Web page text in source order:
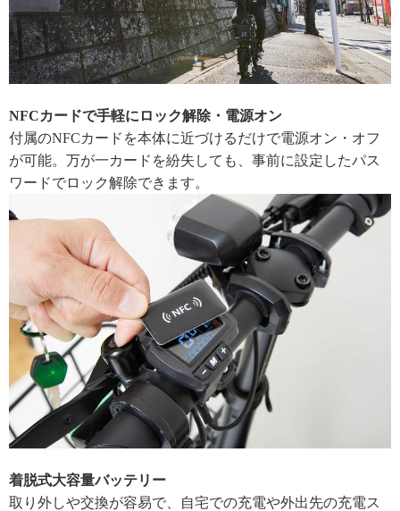
NFCカードで手軽にロック解除・電源オン
付属のNFCカードを本体に近づけるだけで電源オン・オフ
が可能。万が一カードを紛失しても、事前に設定したパス
ワードでロック解除できます。
着脱式大容量バッテリー
取り外しや交換が容易で、自宅での充電や外出先の充電ス